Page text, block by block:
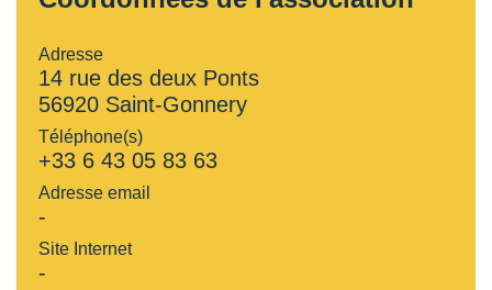
Adresse
14 rue des deux Ponts
56920 Saint-Gonnery
Téléphone(s)
+33 6 43 05 83 63
Adresse email
-
Site Internet
-